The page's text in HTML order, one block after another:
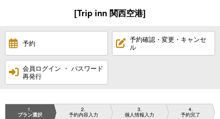
[Trip inn 関西空港]
予約
予約確認・変更・キャンセ
ル
会員ログイン ・ パスワード
再発行
1
プラン選択
2
予約内容入力
3
個人情報入力
4
予約完了